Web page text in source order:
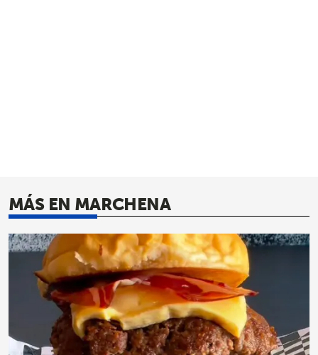
MÁS EN MARCHENA